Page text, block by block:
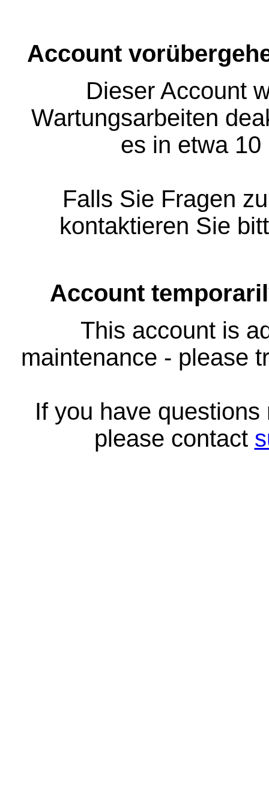
Account
Dieser Account
Wartungsarbeiten
es in etwa
Falls Sie Fragen
kontaktieren Sie
Account
This account is
maintenance - please
If you have
please contact